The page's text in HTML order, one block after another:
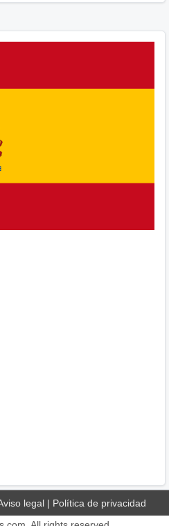
legal | Política de privacidad